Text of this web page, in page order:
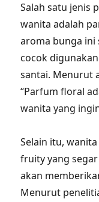
Salah satu jenis
wanita adalah
aroma bunga ini
cocok
santai. Menurut
“Parfum floral
wanita yang
Selain itu,
fruity yang
akan
Menurut